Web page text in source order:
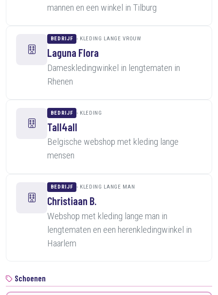
mannen en een winkel in Tilburg
BEDRIJF KLEDING LANGE VROUW
Laguna Flora
Dameskledingwinkel in lengtematen in
Rhenen
BEDRIJF KLEDING
Tall4all
Belgische webshop met kleding lange
mensen
BEDRIJF KLEDING LANGE MAN
Christiaan B.
Webshop met kleding lange man in
lengtematen en een herenkledingwinkel in
Haarlem
Schoenen